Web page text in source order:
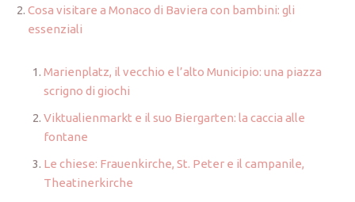
Cosa visitare a Monaco di Baviera con bambini: gli
essenziali
Marienplatz, il vecchio e l’alto Municipio: una piazza
scrigno di giochi
Viktualienmarkt e il suo Biergarten: la caccia alle
fontane
Le chiese: Frauenkirche, St. Peter e il campanile,
Theatinerkirche